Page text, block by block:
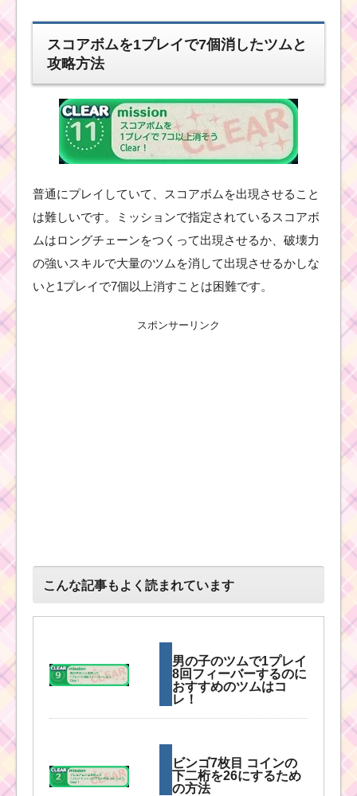
スコアボムを1プレイで7個消したツムと
攻略方法
普通にプレイしていて、スコアボムを出現させること
は難しいです。ミッションで指定されているスコアボ
ムはロングチェーンをつくって出現させるか、破壊力
の強いスキルで大量のツムを消して出現させるかしな
いと1プレイで7個以上消すことは困難です。
スポンサーリンク
こんな記事もよく読まれています
男の子のツムで1プレイ
8回フィーバーするのに
おすすめのツムはコ
レ！
ビンゴ7枚目 コインの
下二桁を26にするため
の方法